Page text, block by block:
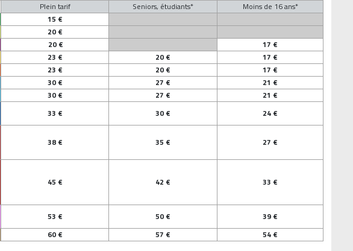
Plein tarif Seniors, étudiants*
Moins de 16 ans*
15 €
20 €
20 €
17 €
23 € 20 €
17 €
23 € 20 €
17 €
30 € 27 €
21 €
30 € 27 €
21 €
33 € 30 €
24 €
38 € 35 € 27 €
45 € 42 € 33 €
53 € 50 €
39 €
60 € 57 € 54 €